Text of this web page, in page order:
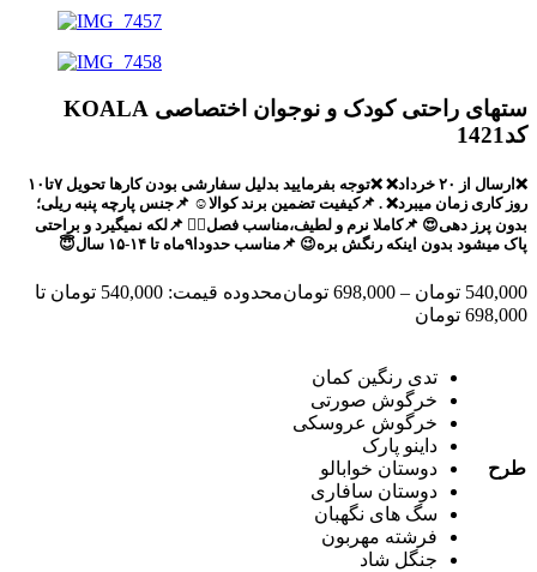
ستهای راحتی کودک و نوجوان اختصاصی KOALA
کد1421
❌ارسال از ۲۰ خرداد❌
❌توجه بفرمایید بدلیل سفارشی بودن کارها تحویل ۷تا۱۰
روز کاری زمان میبرد❌ . 📌کیفیت تضمین برند کوالا☺️ 📌جنس پارچه پنبه ریلی؛
بدون پرز دهی😍 📌کاملا نرم و لطیف،مناسب فصل🙂‍↔️ 📌لکه نمیگیرد و براحتی
پاک میشود بدون اینکه رنگش بره😉 📌مناسب حدودا۹ماه تا ۱۴-۱۵ سال😇
540,000 تومان –
698,000 تومان
محدوده قیمت: 540,000 تومان تا
698,000 تومان
طرح
تدی رنگین کمان
خرگوش صورتی
خرگوش عروسکی
داینو پارک
دوستان خوابالو
دوستان سافاری
سگ های نگهبان
فرشته مهربون
جنگل شاد